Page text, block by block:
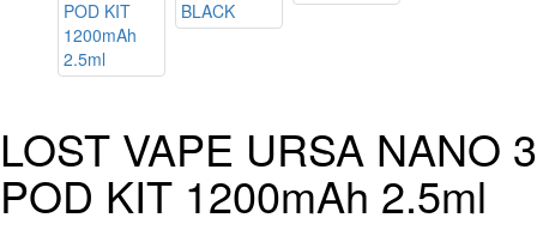
LOST VAPE URSA NANO 3
POD KIT 1200mAh 2.5ml